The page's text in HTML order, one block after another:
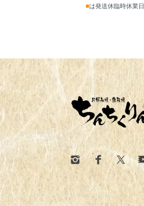
■は発送休臨時休業日